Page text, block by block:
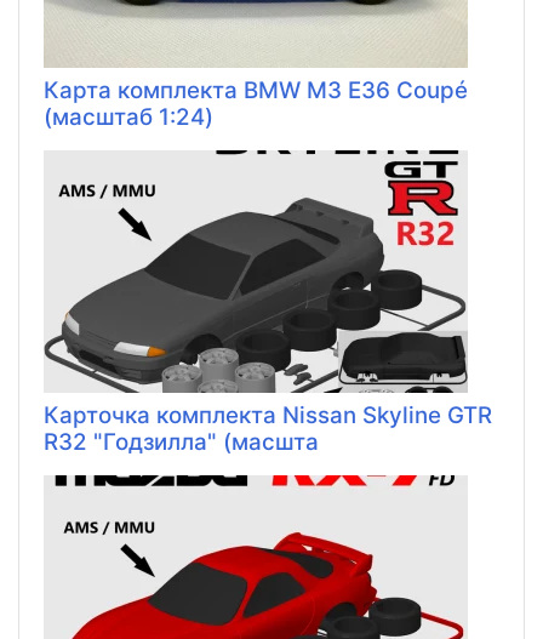
Карта комплекта BMW M3 E36 Coupé
(масштаб 1:24)
Карточка комплекта Nissan Skyline GTR
R32 "Годзилла" (масшта